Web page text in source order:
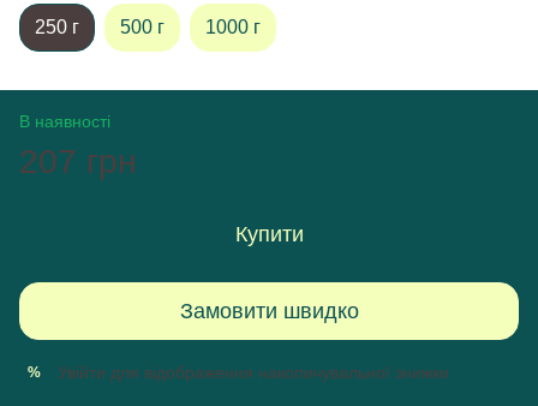
250 г 500 г 1000 г
В наявності
207 грн
Купити
Замовити швидко
% Увійти для відображення накопичувальної знижки